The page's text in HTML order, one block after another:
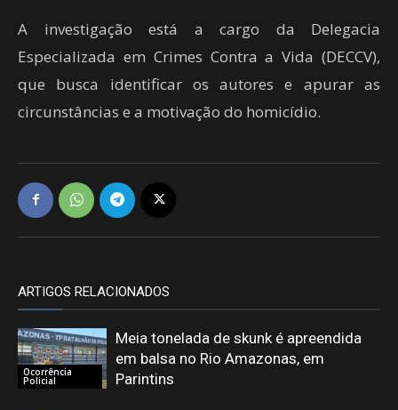
A investigação está a cargo da Delegacia
Especializada em Crimes Contra a Vida (DECCV),
que busca identificar os autores e apurar as
circunstâncias e a motivação do homicídio.
ARTIGOS RELACIONADOS
Ocorrência
Policial
Meia tonelada de skunk é apreendida
em balsa no Rio Amazonas, em
Parintins